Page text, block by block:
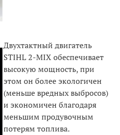
Двухтактный двигатель
STIHL 2-MIX обеспечивает
высокую мощность, при
этом он более экологичен
(меньше вредных выбросов)
и экономичен благодаря
меньшим продувочным
потерям топлива.